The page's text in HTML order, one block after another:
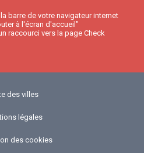
barre de votre navigateur internet
à l'écran d'accueil"
raccourci vers la page Check
des villes
légales
des cookies